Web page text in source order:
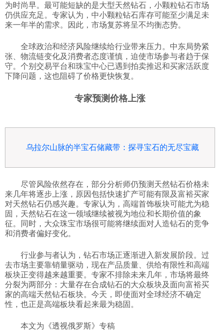
为时尚早。最可能短缺的是大型天然钻石，小颗粒钻石市场
仍供应充足。专家认为，中小颗粒钻石库存可能至少满足未
来一年半的需求。因此，市场复苏将呈不均衡态势。
全球政治和经济风险继续给行业带来压力。中东局势紧
张、物流链变化及消费者态度谨慎，迫使市场参与者趋于保
守。个别交易平台和珠宝中心已遇到拍卖推迟和买家活跃度
下降问题，这也阻碍了价格更快恢复。
专家预测价格上涨
乌拉尔山脉的半宝石储藏带：探寻宝石的无尽宝藏
尽管风险依然存在，部分分析师仍预测天然钻石价格未
来几年将逐步上涨，原因包括快速扩产可能有限及富裕买家
对天然钻石仍感兴趣。专家认为，高端首饰板块可能尤为稳
固，天然钻石在这一领域继续被视为地位和长期价值的象
征。同时，大众珠宝市场很可能将继续面对人造钻石的竞争
和消费者偏好变化。
行业参与者认为，钻石市场正逐渐进入新发展阶段。过
去市场主要靠销量驱动，现在产品质量、供给有限性和高端
板块正变得越来越重要。专家不排除未来几年，市场将最终
分裂为两部分：大量存在合成钻石的大众板块及面向富裕买
家的高端天然钻石板块。今天，即使面对全球经济不确定
性，也正是高端板块看起来最为稳固。
本文为《透视俄罗斯》专稿